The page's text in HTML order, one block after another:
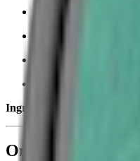
Ingredienser:
vatten, salt,
Om One Orange